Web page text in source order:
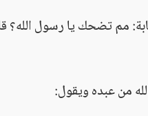
مم تضحك يا رسول
من عبده ويقول: